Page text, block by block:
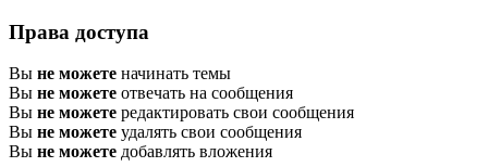
Права доступа
Вы не можете начинать темы
Вы не можете отвечать на сообщения
Вы не можете редактировать свои сообщения
Вы не можете удалять свои сообщения
Вы не можете добавлять вложения